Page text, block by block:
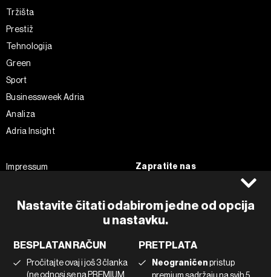
Nastavite čitati odabirom jedne od opcija
u nastavku.
BESPLATAN RAČUN
Pročitajte ovaj i još 3 članka
(ne odnosi se na PREMIUM
PRETPLATA
Neograničenpristup
Tržišta
Prestiž
Tehnologija
Green
Sport
Businessweek Adria
Analiza
Adria Insight
Impressum
Pravila privatnosti
Korištenje umjetne inteligencije
Zapratite nas
Instagram
Twitter
Tiktok